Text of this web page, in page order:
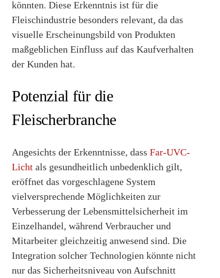
könnten. Diese Erkenntnis ist für die
Fleischindustrie besonders relevant, da das
visuelle Erscheinungsbild von Produkten
maßgeblichen Einfluss auf das Kaufverhalten
der Kunden hat.
Potenzial für die
Fleischerbranche
Angesichts der Erkenntnisse, dass Far-UVC-
Licht als gesundheitlich unbedenklich gilt,
eröffnet das vorgeschlagene System
vielversprechende Möglichkeiten zur
Verbesserung der Lebensmittelsicherheit im
Einzelhandel, während Verbraucher und
Mitarbeiter gleichzeitig anwesend sind. Die
Integration solcher Technologien könnte nicht
nur das Sicherheitsniveau von Aufschnitt